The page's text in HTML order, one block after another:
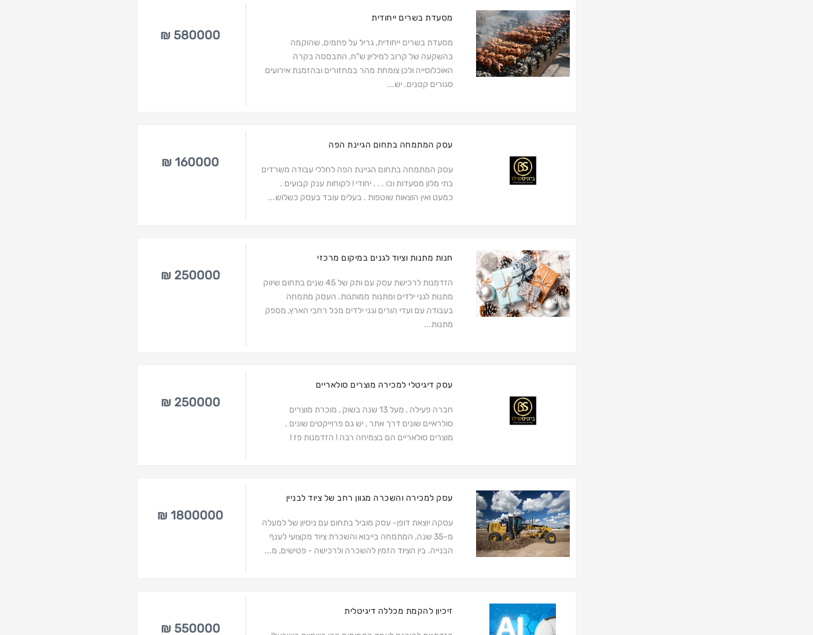
מסעדת בשרים ייחודית
מסעדת בשרים ייחודית, גריל על פחמים, שהוקמה
בהשקעה של קרוב למיליון ש"ח, התבססה בקרה
האוכלוסייה ולכן צומחת מהר במחזורים ובהזמנת אירועים
סגורים קטנים. יש...
580000 ₪
עסק המתמחה בתחום הגיינת הפה
עסק המתמחה בתחום הגיינת הפה לחללי עבודה משרדים
בתי מלון מסעדות וכו . . . יחודי ! לקוחות ענק קבועים .
כמעט ואין הוצאות שוטפות . בעלים עובד בעסק כשלוש...
160000 ₪
חנות מתנות וציוד לגנים במיקום מרכזי
הזדמנות לרכישת עסק עם ותק של 45 שנים בתחום שיווק
מתנות לגני ילדים ומתנות ממותגות. העסק מתמחה
בעבודה עם ועדי הורים וגני ילדים מכל רחבי הארץ, מספק
מתנות...
250000 ₪
עסק דיגיטלי למכירה מוצרים סולאריים
חברה פעילה , מעל 13 שנה בשוק , מוכרת מוצרים
סולראיים שונים דרך אתר , יש גם פרוייקטים שונים .
מוצרים סולאריים הם בצמיחה רבה ! הזדמנות פז !
250000 ₪
עסק למכירה והשכרה מגוון רחב של ציוד לבניין
עסקה יוצאת דופן- עסק מוביל בתחום עם ניסיון של למעלה
מ-35 שנה, המתמחה בייבוא והשכרת ציוד מקצועי לענף
הבנייה. בין הציוד הזמין להשכרה ולרכישה - פטישים, מ...
1800000 ₪
זיכיון להקמת מכללה דיגיטלית
550000 ₪